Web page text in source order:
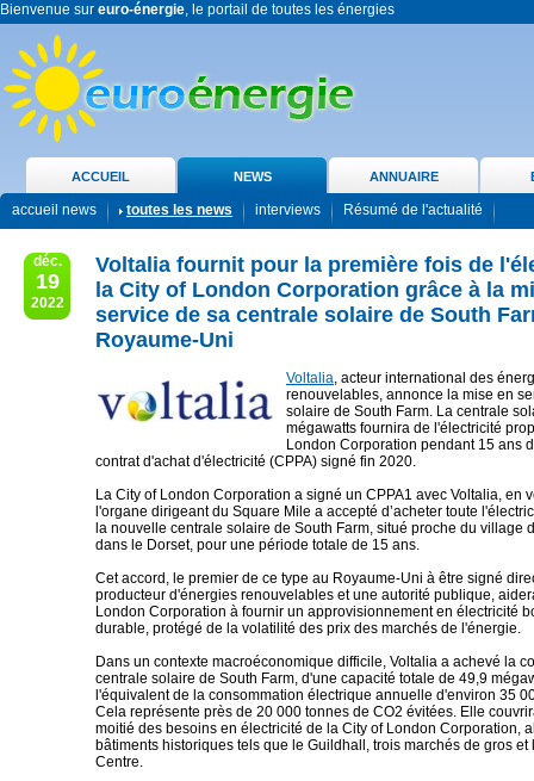
Bienvenue sur euro-énergie, le portail de toutes les énergies
ACCUEIL NEWS ANNUAIRE
accueil news toutes les news interviews Résumé de l'actualité
déc.
19
2022
Voltalia fournit pour la première fois de
la City of London Corporation grâce à la
service de sa centrale solaire de South
Royaume-Uni
Voltalia, acteur international des
renouvelables, annonce la mise en
solaire de South Farm. La centrale
mégawatts fournira de l'électricité
London Corporation pendant 15 ans
contrat d'achat d'électricité (CPPA) signé fin 2020.
La City of London Corporation a signé un CPPA1 avec Voltalia, en
l'organe dirigeant du Square Mile a accepté d’acheter toute
la nouvelle centrale solaire de South Farm, situé proche du village
dans le Dorset, pour une période totale de 15 ans.
Cet accord, le premier de ce type au Royaume-Uni à être signé
producteur d'énergies renouvelables et une autorité publique,
London Corporation à fournir un approvisionnement en électricité
durable, protégé de la volatilité des prix des marchés de l'énergie.
Dans un contexte macroéconomique difficile, Voltalia a achevé la
centrale solaire de South Farm, d'une capacité totale de 49,9
l'équivalent de la consommation électrique annuelle d'environ 35
Cela représente près de 20 000 tonnes de CO2 évitées. Elle
moitié des besoins en électricité de la City of London Corporation,
bâtiments historiques tels que le Guildhall, trois marchés de gros et
Centre.